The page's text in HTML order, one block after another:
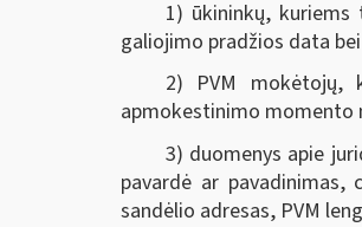
1) ūkininkų,
galiojimo pradžios data
2) PVM mokėtojų,
apmokestinimo momento
3) duomenys apie
pavardė ar
sandėlio adresas, PVM